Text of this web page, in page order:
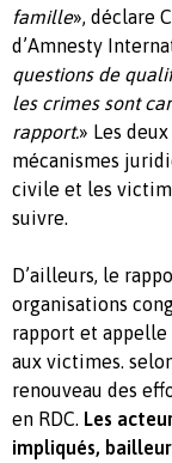
famille», déclare
d’Amnesty
questions de
les crimes sont
rapport.» Les
mécanismes
civile et les
suivre.
D’ailleurs, le
organisations
rapport et appelle
aux victimes.
renouveau des
en RDC. Les
impliqués,